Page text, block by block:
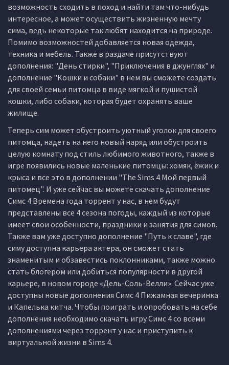
возможность сходить в поход и найти там что-нибудь
интересное, а может осуществить жизненную мечту
сима, ведь некоторые так любят находится на природе.
Помимо возможностей добавляется новая одежда,
техника и мебель. Также в раздаче присутствуют
дополнения: "День стирки", "Приключения в джунглях" и
дополнение "Кошки и собаки" в нем вы сможете создать
для своей семьи питомца в виде мягкой и пушистой
кошки, либо собаки, которая будет охранять ваше
жилище.
Теперь сим может обустроить уютный уголок для своего
питомца, надеть на него новый наряд или обустроить
целую комнату под стиль любимого животного, также в
игре появились новые маленькие питомцы: хомяк, ёжик и
крыса и все это в дополнении "The Sims 4 Мой первый
питомец". И уже сейчас вы можете скачать дополнение
Симс 4 Времена года торрент у нас, в нем будут
представлены все 4 сезона погоды, каждый из которые
имеет свои особенности, праздники и занятия для симов.
Также вам уже доступно дополнение "Путь к славе", где
симу доступна карьера актера, он сможет стать
знаменитым и обзавестись поклонниками, также можно
стать блогером или добиться популярности в другой
карьере, в новом городе «Дель-Соль-Велли». Сейчас уже
доступны новые дополнения Симс 4 Пижамная вечеринка
и Капелька китча. Чтобы поиграть и опробовать на себе
дополнения необходимо скачать игру Симс 4 со всеми
дополнениями через торрент у нас и приступить к
виртуальной жизни в Sims 4.